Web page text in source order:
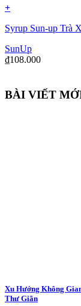
+
Syrup Sun-up Trà
SunUp
₫108.000
BÀI VIẾT
Xu Hướng Không
Thư Giãn